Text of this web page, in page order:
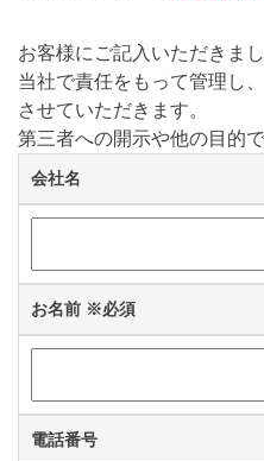
お客様にご記入いただきま
当社で責任をもって管理し
させていただきます。
第三者への開示や他の目的
会社名
お名前 ※必須
電話番号